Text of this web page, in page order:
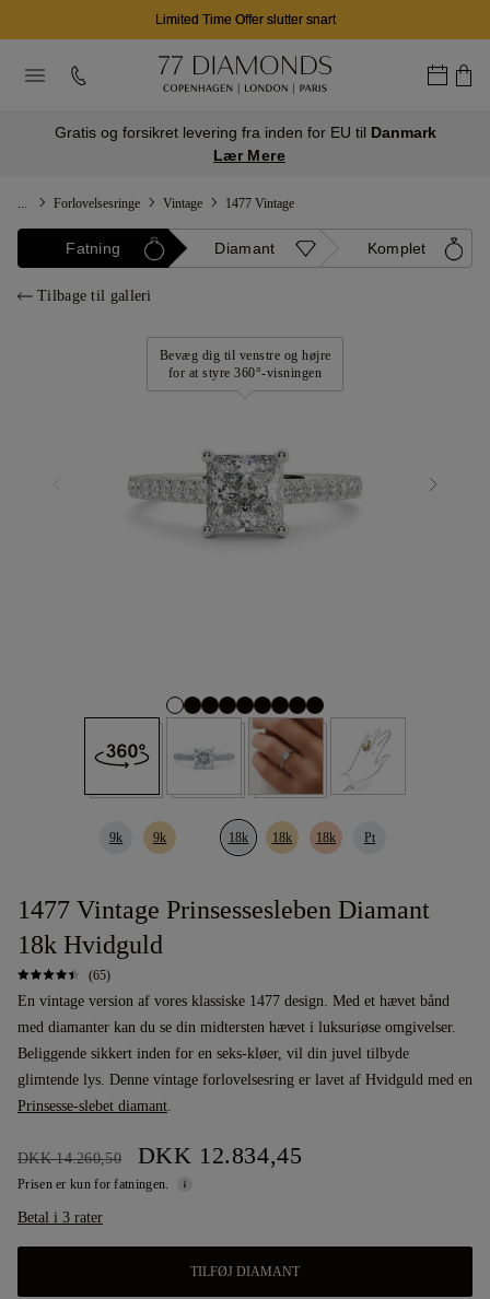
Limited Time Offer slutter snart
Gratis og forsikret levering fra inden for EU til Danmark
Lær Mere
Forlovelsesringe Vintage 1477 Vintage
Fatning Diamant Komplet
Tilbage til galleri
Bevæg dig til venstre og højre
for at styre 360°-visningen
9k 9k 18k 18k 18k Pt
1477 Vintage Prinsessesleben Diamant
18k Hvidguld
(65)
En vintage version af vores klassiske 1477 design. Med et hævet bånd
med diamanter kan du se din midtersten hævet i luksuriøse omgivelser.
Beliggende sikkert inden for en seks-kløer, vil din juvel tilbyde
glimtende lys. Denne vintage forlovelsesring er lavet af Hvidguld med en
Prinsesse-slebet diamant.
DKK 14.260,50 DKK 12.834,45
Prisen er kun for fatningen.
Betal i 3 rater
TILFØJ DIAMANT